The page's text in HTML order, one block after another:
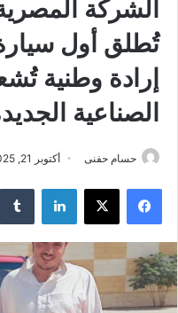
الشركة
إرادة وطنية
الصناعية
حسام حفنى أكتوبر 21, 2025
فيسبوك ‫X لينكدإن